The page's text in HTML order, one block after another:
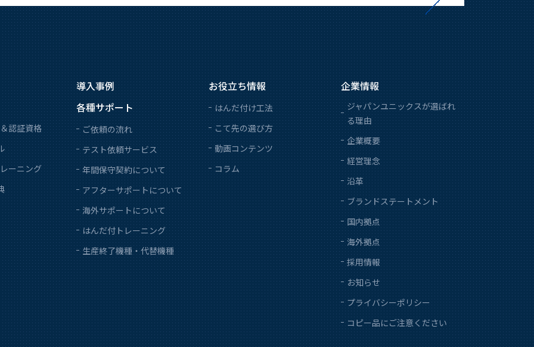
認証資格
ーニング
導入事例
各種サポート
ご依頼の流れ
テスト依頼サービス
年間保守契約について
アフターサポートについて
海外サポートについて
はんだ付トレーニング
生産終了機種・代替機種
お役立ち情報
はんだ付け工法
こて先の選び方
動画コンテンツ
コラム
企業情報
ジャパンユニックスが選ばれ
る理由
企業概要
経営理念
沿革
ブランドステートメント
国内拠点
海外拠点
採用情報
お知らせ
プライバシーポリシー
コピー品にご注意ください